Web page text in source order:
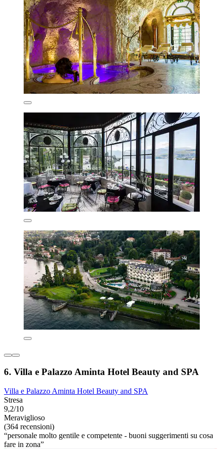
6. Villa e Palazzo Aminta Hotel Beauty and SPA
Villa e Palazzo Aminta Hotel Beauty and SPA
Stresa
9,2/10
Meraviglioso
(364 recensioni)
“personale molto gentile e competente - buoni suggerimenti su cosa
fare in zona”